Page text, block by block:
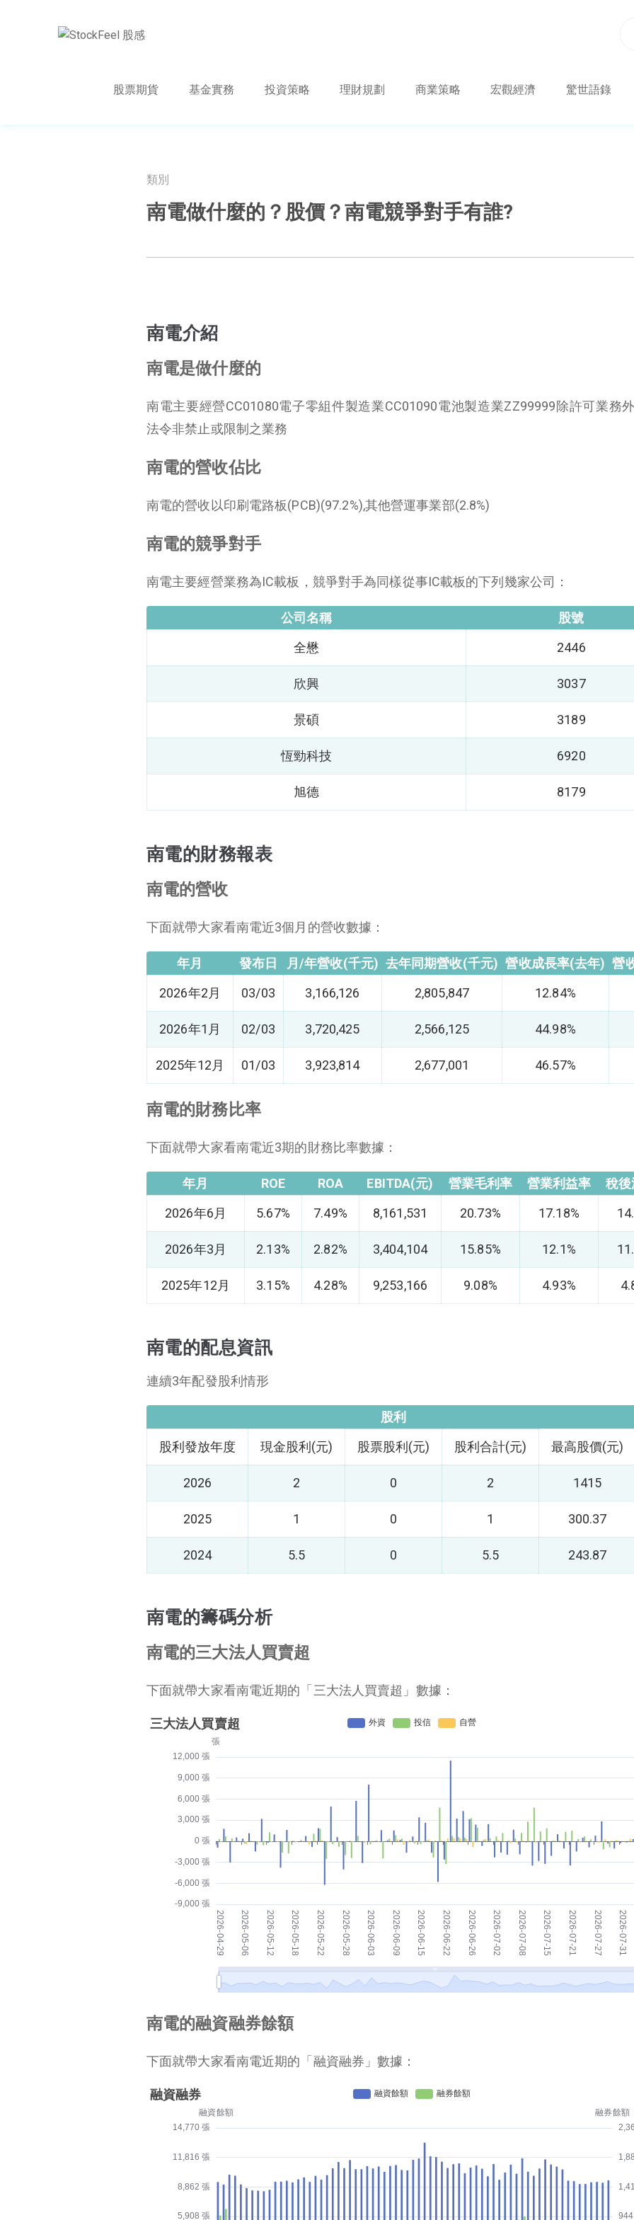
股票期貨 基金實務 投資策略 理財規劃 商業策略 宏觀經濟 驚世語錄
類別
南電做什麼的？股價？南電競爭對手有誰?
南電介紹
南電是做什麼的
南電主要經營CC01080電子零組件製造業CC01090電池製造業ZZ99999除許可業務
法令非禁止或限制之業務
南電的營收佔比
南電的營收以印刷電路板(PCB)(97.2%),其他營運事業部(2.8%)
南電的競爭對手
南電主要經營業務為IC載板，競爭對手為同樣從事IC載板的下列幾家公司：
公司名稱
股號
全懋
2446
欣興 3037
景碩 3189
恆勁科技 6920
旭德 8179
南電的財務報表
南電的營收
下面就帶大家看南電近3個月的營收數據：
年月 發布日 月/年營收(千元) 去年同期營收(千元) 營收成長率(去年) 營
2026年2月
03/03 3,166,126 2,805,847 12.84%
2026年1月 02/03 3,720,425 2,566,125 44.98%
2025年12月 01/03 3,923,814 2,677,001 46.57%
南電的財務比率
下面就帶大家看南電近3期的財務比率數據：
年月 ROE ROA EBITDA(元) 營業毛利率 營業利益率
稅
2026年6月
5.67% 7.49% 8,161,531 20.73% 17.18%
2026年3月 2.13% 2.82% 3,404,104 15.85% 12.1%
2025年12月 3.15% 4.28% 9,253,166 9.08% 4.93%
南電的配息資訊
連續3年配發股利情形
股利
股利發放年度
現金股利(元) 股票股利(元) 股利合計(元) 最高股價(元)
2026 2 0 2 1415
2025 1 0 1 300.37
2024 5.5 0 5.5 243.87
南電的籌碼分析
南電的三大法人買賣超
下面就帶大家看南電近期的「三大法人買賣超」數據：
南電的融資融券餘額
下面就帶大家看南電近期的「融資融券」數據：